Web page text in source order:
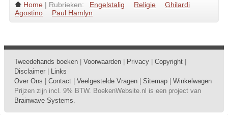
Home | Rubrieken: Engelstalig Religie
Ghilardi
Agostino
Paul Hamlyn
Tweedehands boeken Voorwaarden Privacy Copyright
Disclaimer
Links
Over Ons
Contact Veelgestelde Vragen Sitemap
Winkelwagen
Prijzen zijn incl. 9% BTW. BoekenWebsite.nl is een project van
Brainwave Systems.